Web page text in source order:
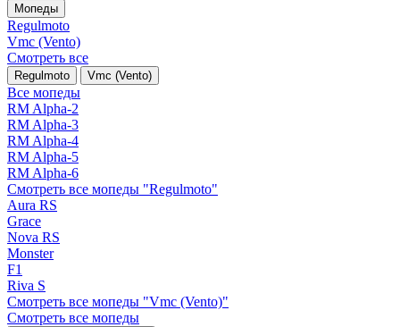
Мопеды
Regulmoto
Vmc (Vento)
Смотреть все
Regulmoto Vmc (Vento)
Все мопеды
RM Alpha-2
RM Alpha-3
RM Alpha-4
RM Alpha-5
RM Alpha-6
Смотреть все мопеды "Regulmoto"
Aura RS
Grace
Nova RS
Monster
F1
Riva S
Смотреть все мопеды "Vmc (Vento)"
Смотреть все мопеды